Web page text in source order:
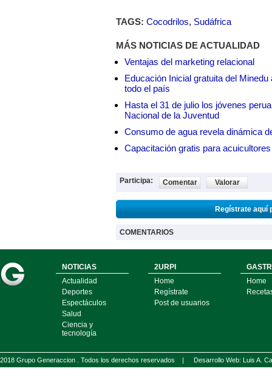
TAGS: Cocodrilos, Sudáfrica
MÁS NOTICIAS DE ACTUALIDAD
Ventajas del marketing relacional
Educación Inicial gratuita del
todo el país
Hasta el 31 de julio los jóvenes
Nacional de la Juventud
Consumo de agua revela dinámica
Capacitación gratis para
Participa: Comentar Valorar
Regístrate aquí
COMENTARIOS
NOTICIAS
Actualidad
Deportes
Espectáculos
Salud
Ciencia y
tecnología
2URPI
Home
Regístrate
Post de usuarios
Home
2018 Grupo Generaccion . Todos los derechos reservados | Desarrollo Web: Luis